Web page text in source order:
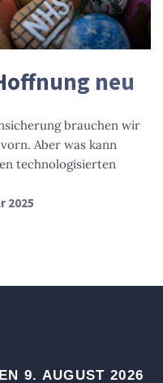
neu
brauchen wir
Aber was kann
technologisierten
2025
9. AUGUST 2026